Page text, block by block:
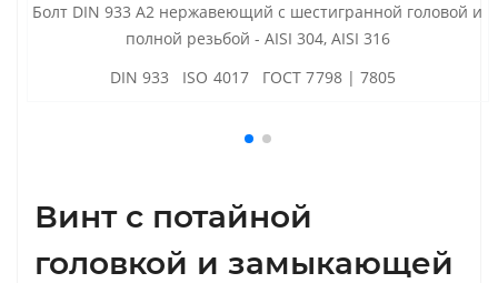
Болт DIN 933 А2 нержавеющий с шестигранной головой и
полной резьбой - AISI 304, AISI 316
DIN 933 ISO 4017 ГОСТ 7798 | 7805
Винт с потайной
головкой и замыкающей